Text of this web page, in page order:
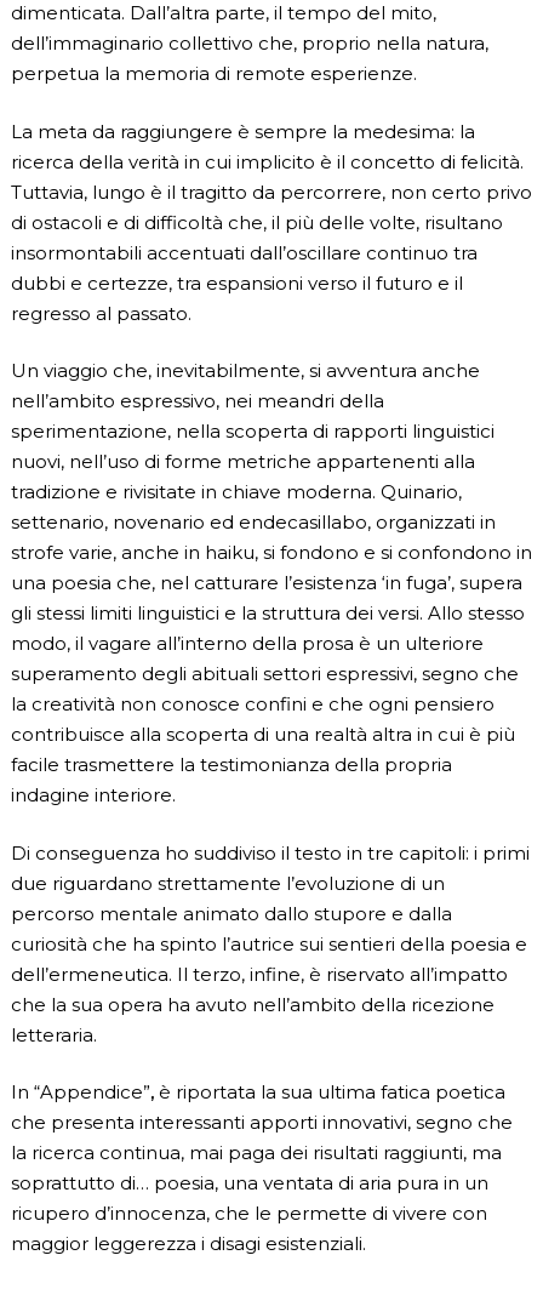
dimenticata. Dall’altra parte, il tempo del mito,
dell’immaginario collettivo che, proprio nella natura,
perpetua la memoria di remote esperienze.
La meta da raggiungere è sempre la medesima: la
ricerca della verità in cui implicito è il concetto di felicità.
Tuttavia, lungo è il tragitto da percorrere, non certo privo
di ostacoli e di difficoltà che, il più delle volte, risultano
insormontabili accentuati dall’oscillare continuo tra
dubbi e certezze, tra espansioni verso il futuro e il
regresso al passato.
Un viaggio che, inevitabilmente, si avventura anche
nell’ambito espressivo, nei meandri della
sperimentazione, nella scoperta di rapporti linguistici
nuovi, nell’uso di forme metriche appartenenti alla
tradizione e rivisitate in chiave moderna. Quinario,
settenario, novenario ed endecasillabo, organizzati in
strofe varie, anche in haiku, si fondono e si confondono in
una poesia che, nel catturare l’esistenza ‘in fuga’, supera
gli stessi limiti linguistici e la struttura dei versi. Allo stesso
modo, il vagare all’interno della prosa è un ulteriore
superamento degli abituali settori espressivi, segno che
la creatività non conosce confini e che ogni pensiero
contribuisce alla scoperta di una realtà altra in cui è più
facile trasmettere la testimonianza della propria
indagine interiore.
Di conseguenza ho suddiviso il testo in tre capitoli: i primi
due riguardano strettamente l’evoluzione di un
percorso mentale animato dallo stupore e dalla
curiosità che ha spinto l’autrice sui sentieri della poesia e
dell’ermeneutica. Il terzo, infine, è riservato all’impatto
che la sua opera ha avuto nell’ambito della ricezione
letteraria.
In “Appendice”, è riportata la sua ultima fatica poetica
che presenta interessanti apporti innovativi, segno che
la ricerca continua, mai paga dei risultati raggiunti, ma
soprattutto di… poesia, una ventata di aria pura in un
ricupero d’innocenza, che le permette di vivere con
maggior leggerezza i disagi esistenziali.